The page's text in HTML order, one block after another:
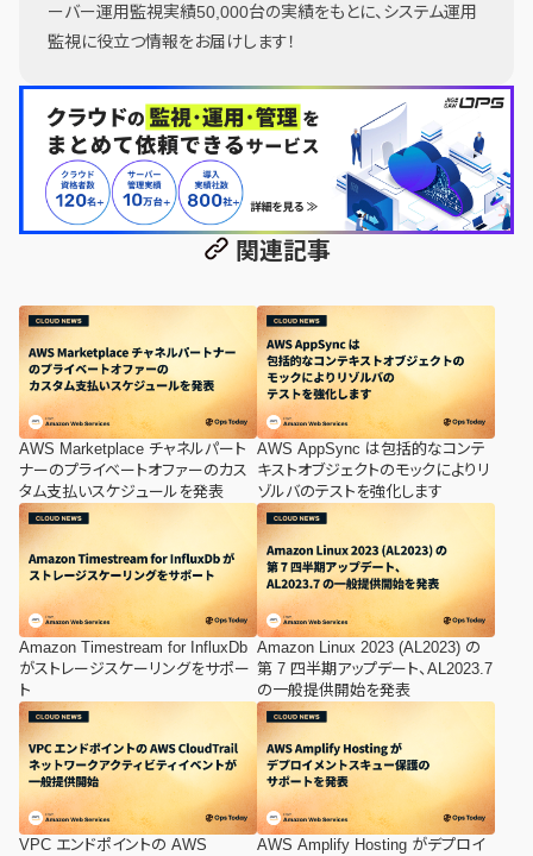
ーバー運用監視実績50,000台の実績をもとに、システム運用
監視に役立つ情報をお届けします！
関連記事
AWS Marketplace チャネルパート
ナーのプライベートオファーのカス
タム支払いスケジュールを発表
AWS AppSync は包括的なコンテ
キストオブジェクトのモックによりリ
ゾルバのテストを強化します
Amazon Timestream for InfluxDb
がストレージスケーリングをサポー
ト
Amazon Linux 2023 (AL2023) の
第 7 四半期アップデート、AL2023.7
の一般提供開始を発表
VPC エンドポイントの AWS
AWS Amplify Hosting がデプロイ